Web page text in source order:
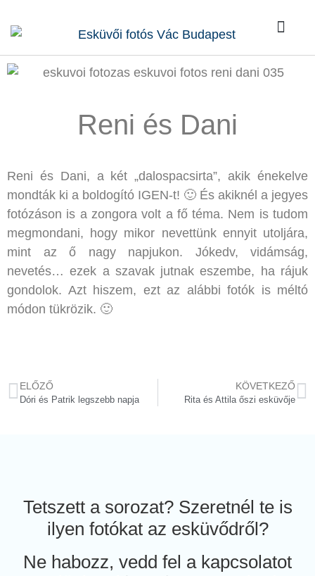
Reni és Dani
Reni és Dani, a két „dalospacsirta”, akik énekelve
mondták ki a boldogító IGEN-t! 🙂 És akiknél a jegyes
fotózáson is a zongora volt a fő téma. Nem is tudom
megmondani, hogy mikor nevettünk ennyit utoljára,
mint az ő nagy napjukon. Jókedv, vidámság,
nevetés… ezek a szavak jutnak eszembe, ha rájuk
gondolok. Azt hiszem, ezt az alábbi fotók is méltó
módon tükrözik. 🙂
ELŐZŐ
Dóri és Patrik legszebb napja
KÖVETKEZŐ
Rita és Attila őszi esküvője
Tetszett a sorozat? Szeretnél te is
ilyen fotókat az esküvődről?
Ne habozz, vedd fel a kapcsolatot